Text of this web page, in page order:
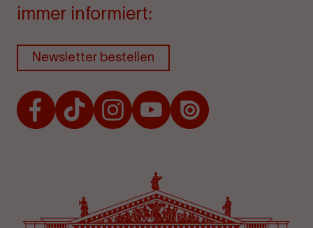
immer informiert:
Newsletter bestellen
FacebookTikTokInstagramYoutubeIssuu